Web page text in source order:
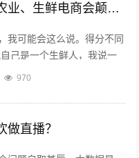
先农电商:电商兴起，电商＋农业、生鲜电商会颠覆掉传统模式吗？
我可能会这么说。得分不同
己是一个生鲜人，我说一
，目前传统农业的一些痛
970
直播？